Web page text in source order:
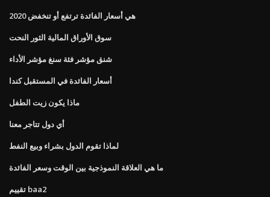
هي أسعار الفائدة ترتفع أو تنخفض 2020
سوق الأوراق المالية الثور النحت
شنق مؤشر فئة سنغ مؤشر الأداء
أسعار الفائدة في المستقبل كندا
ماذا يكون زيت الطفل
أي دول تتاجر معنا
لماذا تقوم الدول بشراء وبيع النفط
ما هي العلاقة النموذجية بين الوقت وسعر الفائدة
تقييم baa2